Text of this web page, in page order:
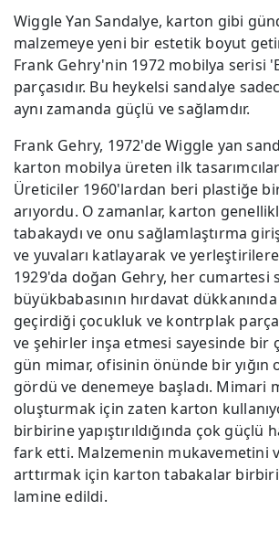
Wiggle Yan Sandalye, karton gibi
malzemeye yeni bir estetik boyut
Frank Gehry'nin 1972 mobilya serisi
parçasıdır. Bu heykelsi sandalye
aynı zamanda güçlü ve sağlamdır.
Frank Gehry, 1972'de Wiggle yan
karton mobilya üreten ilk
Üreticiler 1960'lardan beri plastiğe
arıyordu. O zamanlar, karton
tabakaydı ve onu sağlamlaştırma
ve yuvaları katlayarak ve
1929'da doğan Gehry, her cumartesi
büyükbabasının hırdavat
geçirdiği çocukluk ve kontrplak
ve şehirler inşa etmesi sayesinde bir
gün mimar, ofisinin önünde bir yığın
gördü ve denemeye başladı. Mimari
oluşturmak için zaten karton
birbirine yapıştırıldığında çok güçlü
fark etti. Malzemenin mukavemetini
arttırmak için karton tabakalar
lamine edildi.